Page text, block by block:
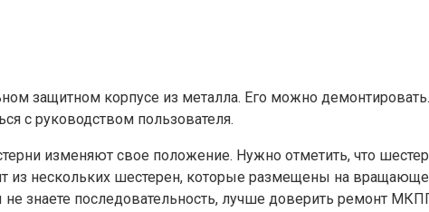
защитном корпусе из металла. Его можно демонтировать.
с руководством пользователя.
изменяют свое положение. Нужно отметить, что
из нескольких шестерен, которые размещены на
знаете последовательность, лучше доверить ремонт